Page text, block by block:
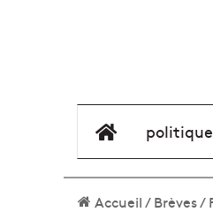
élément de
politique
Accueil/Brèves/